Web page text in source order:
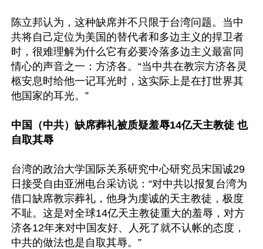
陈立邦认为，这种缺席并不只限于台湾问题。当中
共将自己定位为美国的替代者和多边主义的捍卫者
时，很难理解为什么它有必要冷落多边主义最富同
情心的声音之一：方济各。“当中共在教宗方济各灵
柩安息时给他一记耳光时，这实际上是在打世界其
他国家的耳光。”
中国（中共）缺席葬礼被质疑羞辱14亿天主教徒 也
自取其辱
台湾的政治大学国际关系研究中心研究员宋国诚29
日接受自由亚洲电台采访说：“对中共以报复台湾为
借口缺席教宗葬礼，他身为虔诚的天主教徒，极度
不耻。这是对全球14亿天主教徒重大的羞辱，对方
济各12年来对中国友好、人死了就不认帐的态度，
中共的做法也是自取其辱。”